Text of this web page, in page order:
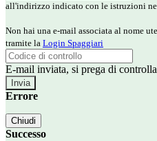
all'indirizzo indicato con le istruzioni
Non hai una e-mail associata al nome
tramite la Login Spaggiari
E-mail inviata, si prega di
Errore
Chiudi
Successo